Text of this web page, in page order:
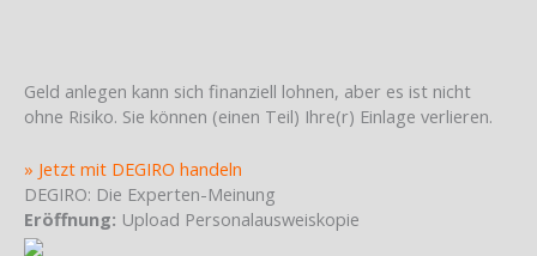
Geld anlegen kann sich finanziell lohnen, aber es ist nicht
ohne Risiko. Sie können (einen Teil) Ihre(r) Einlage verlieren.
» Jetzt mit DEGIRO handeln
DEGIRO: Die Experten-Meinung
Eröffnung: Upload Personalausweiskopie